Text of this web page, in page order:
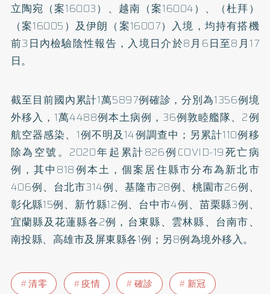
立陶宛（案16003）、越南（案16004）、（杜拜）
（案16005）及伊朗（案16007）入境，均持有搭機
前3日內檢驗陰性報告，入境日介於8月6日至8月17
日。
截至目前國內累計1萬5897例確診，分別為1356例境
外移入，1萬4488例本土病例，36例敦睦艦隊、2例
航空器感染、1例不明及14例調查中；另累計110例移
除為空號。2020年起累計826例COVID-19死亡病
例，其中818例本土，個案居住縣市分布為新北市
406例、台北市314例、基隆市28例、桃園市26例、
彰化縣15例、新竹縣12例、台中市4例、苗栗縣3例、
宜蘭縣及花蓮縣各2例，台東縣、雲林縣、台南市、
南投縣、高雄市及屏東縣各1例；另8例為境外移入。
清零 疫情 確診 新冠